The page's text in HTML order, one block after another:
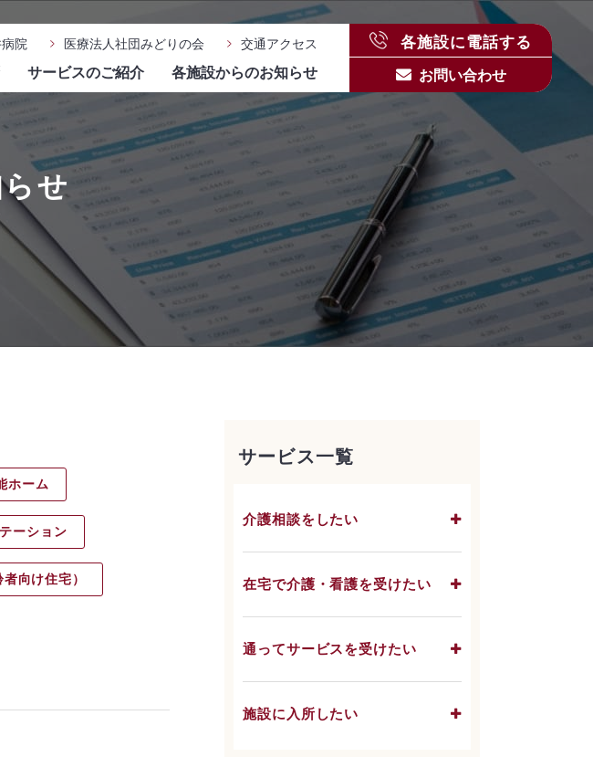
院 医療法人社団みどりの会 交通アクセス
サービスのご紹介 各施設からのお知らせ
各施設に電話する
お問い合わせ
せ
ホーム
テーション
向け住宅）
サービス一覧
介護相談をしたい
在宅で介護・看護を受けたい
通ってサービスを受けたい
施設に入所したい